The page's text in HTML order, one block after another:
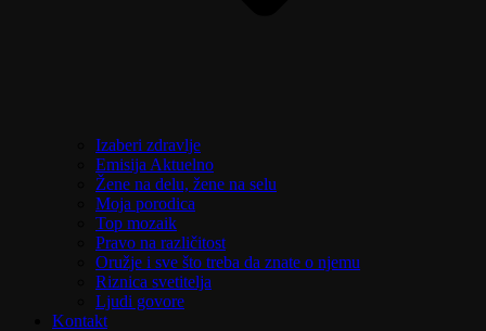
Izaberi zdravlje
Emisija Aktuelno
Žene na delu, žene na selu
Moja porodica
Top mozaik
Pravo na različitost
Oružje i sve što treba da znate o njemu
Riznica svetitelja
Ljudi govore
Kontakt